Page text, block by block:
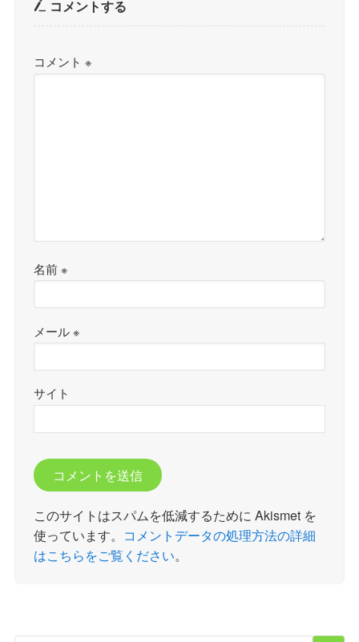
コメントする
コメント※
名前※
メール※
サイト
このサイトはスパムを低減するために Akismet を
使っています。 コメントデータの処理方法の詳細
はこちらをご覧ください。